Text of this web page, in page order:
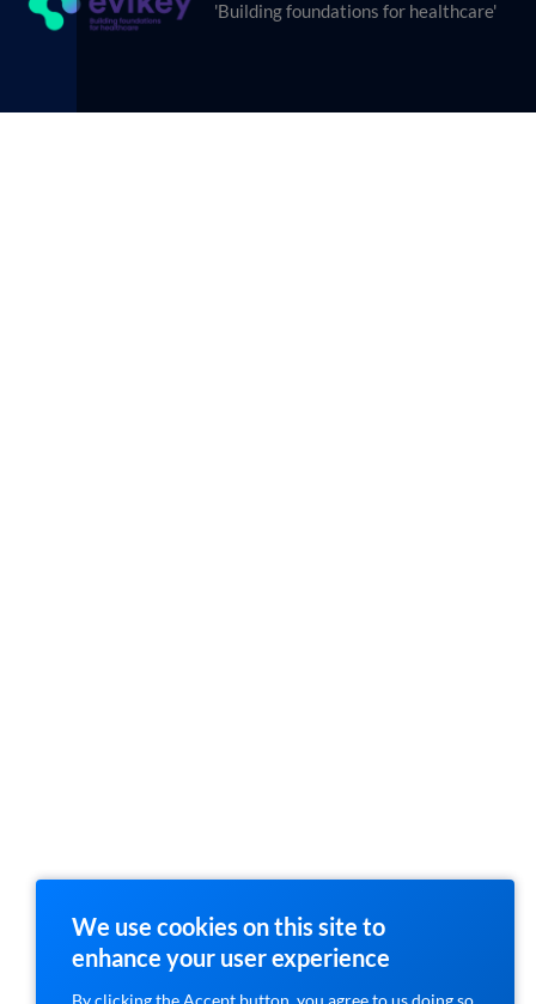
'Building foundations for healthcare'
We use cookies on this site to
enhance your user experience